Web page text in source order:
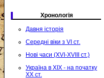
Хронологія
Давня історія
Середні віки з VI ст.
Нові часи (XVI-XVIII ст.)
Україна в XIX - на початку
XX ст.